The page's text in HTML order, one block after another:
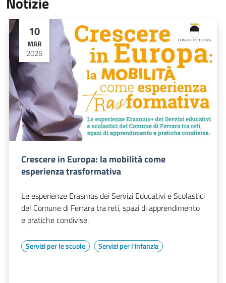
10
MAR
2026
Crescere in Europa: la mobilità come
esperienza trasformativa
Le esperienze Erasmus dei Servizi Educativi e Scolastici
del Comune di Ferrara tra reti, spazi di apprendimento
e pratiche condivise.
Servizi per le scuole Servizi per l'infanzia